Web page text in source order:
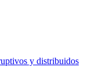
y distribuidos